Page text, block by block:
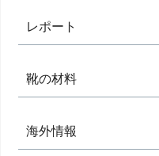
レポート
靴の材料
海外情報